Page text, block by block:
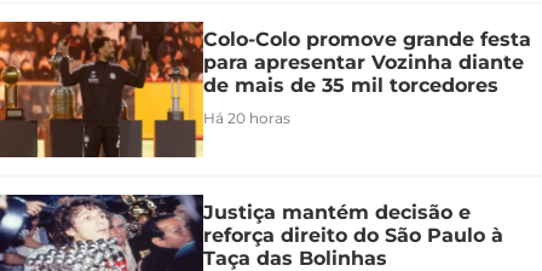
Colo-Colo promove grande festa
para apresentar Vozinha diante
de mais de 35 mil torcedores
Há 20 horas
Justiça mantém decisão e
reforça direito do São Paulo à
Taça das Bolinhas